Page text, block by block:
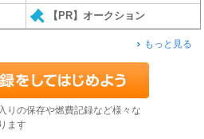
【PR】オークション
もっと見る
りの保存や燃費記録など様々な
ます